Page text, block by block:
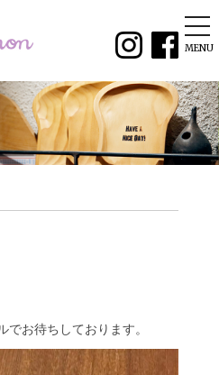
MENU
でお待ちしております。